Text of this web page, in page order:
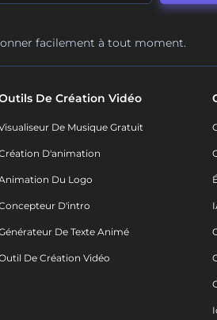
facilement à tout moment.
De Création Vidéo
De Musique Gratuit
D'animation
Du Logo
D'intro
De Texte Animé
De Création Vidéo